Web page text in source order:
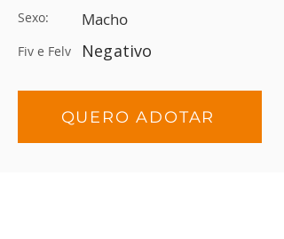
Sexo: Macho
Fiv e Felv Negativo
QUERO ADOTAR